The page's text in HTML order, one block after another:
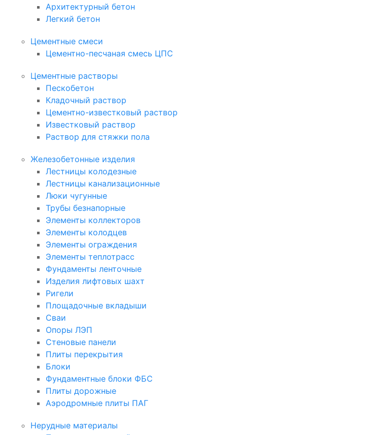
Архитектурный бетон
Легкий бетон
Цементные смеси
Цементно-песчаная смесь ЦПС
Цементные растворы
Пескобетон
Кладочный раствор
Цементно-известковый раствор
Известковый раствор
Раствор для стяжки пола
Железобетонные изделия
Лестницы колодезные
Лестницы канализационные
Люки чугунные
Трубы безнапорные
Элементы коллекторов
Элементы колодцев
Элементы ограждения
Элементы теплотрасс
Фундаменты ленточные
Изделия лифтовых шахт
Ригели
Площадочные вкладыши
Сваи
Опоры ЛЭП
Стеновые панели
Плиты перекрытия
Блоки
Фундаментные блоки ФБС
Плиты дорожные
Аэродромные плиты ПАГ
Нерудные материалы